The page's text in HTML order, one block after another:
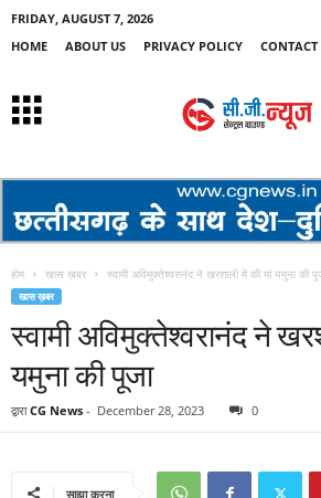
FRIDAY, AUGUST 7, 2026
HOME
ABOUT US PRIVACY POLICY CONTACT
होम खास ख़बर स्वामी अविमुक्तेश्वरानंद ने खरशाली में की मां यमुना की
खास ख़बर
स्वामी अविमुक्तेश्वरानंद ने
यमुना की पूजा
द्वारा CG News - December 28, 2023 0
साझा करना